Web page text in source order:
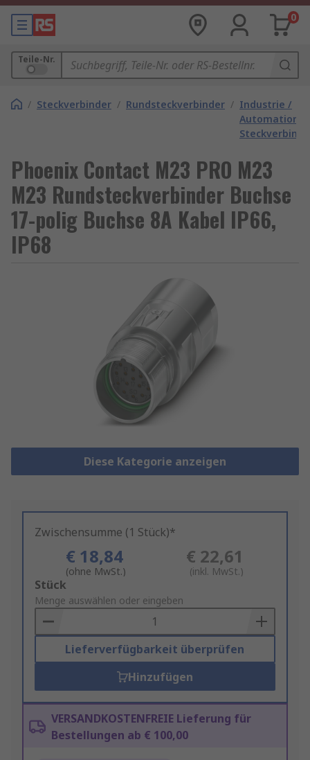
0
Teile-Nr.
/ Steckverbinder / Rundsteckverbinder / Industrie /
Automation
Phoenix Contact M23 PRO M23
M23 Rundsteckverbinder Buchse
17-polig Buchse 8A Kabel IP66,
IP68
Diese Kategorie anzeigen
Zwischensumme (1 Stück)*
€ 18,84
(ohne MwSt.)
€ 22,61
(inkl. MwSt.)
Add
to
Basket
Stück
Menge auswählen oder eingeben
Lieferverfügbarkeit überprüfen
Hinzufügen
VERSANDKOSTENFREIE Lieferung für
Bestellungen ab € 100,00